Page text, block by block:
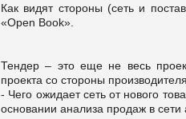
Как видят стороны (сеть и
«Open Book».
Тендер – это еще не весь
проекта со стороны
- Чего ожидает сеть от нового
основании анализа продаж в сети